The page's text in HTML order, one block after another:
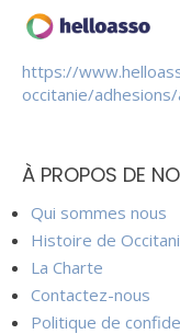
https://
occitanie/
À PROPOS DE
Qui sommes nous
Histoire de
La Charte
Contactez-nous
Politique de